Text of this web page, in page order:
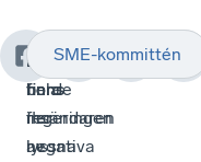
”..
det
finns
fler
negativa
Därför
borde
regeringen
lyssna
Läs
hela
insändaren
av
SME-kommittén